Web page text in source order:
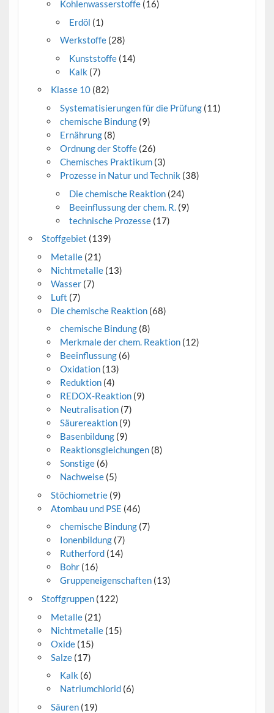
Kohlenwasserstoffe (16)
Erdöl (1)
Werkstoffe (28)
Kunststoffe (14)
Kalk (7)
Klasse 10(82)
Systematisierungen für die Prüfung (11)
chemische Bindung (9)
Ernährung (8)
Ordnung der Stoffe (26)
Chemisches Praktikum (3)
Prozesse in Natur und Technik (38)
Die chemische Reaktion (24)
Beeinflussung der chem. R. (9)
technische Prozesse (17)
Stoffgebiet (139)
Metalle(21)
Nichtmetalle(13)
Wasser(7)
Luft (7)
Die chemische Reaktion(68)
chemische Bindung (8)
Merkmale der chem. Reaktion (12)
Beeinflussung (6)
Oxidation (13)
Reduktion (4)
REDOX-Reaktion (9)
Neutralisation (7)
Säurereaktion (9)
Basenbildung (9)
Reaktionsgleichungen (8)
Sonstige (6)
Nachweise (5)
Stöchiometrie(9)
Atombau und PSE (46)
chemische Bindung (7)
Ionenbildung (7)
Rutherford (14)
Bohr (16)
Gruppeneigenschaften (13)
Stoffgruppen(122)
Metalle(21)
Nichtmetalle(15)
Oxide(15)
Salze(17)
Kalk (6)
Natriumchlorid (6)
Säuren(19)